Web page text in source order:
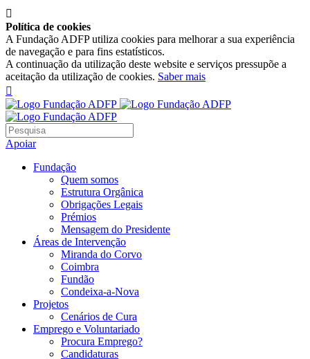

Política de cookies
A Fundação ADFP utiliza cookies para melhorar a sua experiência
de navegação e para fins estatísticos.
A continuação da utilização deste website e serviços pressupõe a
aceitação da utilização de cookies. Saber mais

Apoiar
Fundação
Quem somos
Estrutura Orgânica
Obrigações Legais
Prémios
Mensagem do Presidente
Áreas de Intervenção
Miranda do Corvo
Coimbra
Fundão
Condeixa-a-Nova
Projetos
Cenários de Cura
Emprego e Voluntariado
Procura Emprego?
Candidaturas